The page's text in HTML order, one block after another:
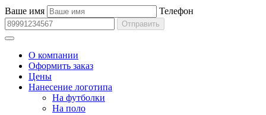
Ваше имя Телефон
Отправить
О компании
Оформить заказ
Цены
Нанесение логотипа
На футболки
На поло